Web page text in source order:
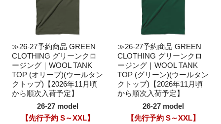
≫26-27予約商品 GREEN
CLOTHING グリーンクロ
ージング｜WOOL TANK
TOP (オリーブ)(ウールタン
クトップ)【2026年11月頃
から順次入荷予定】
26-27 model
【先行予約 S～XXL】
≫26-27予約商品 GREEN
CLOTHING グリーンクロ
ージング｜WOOL TANK
TOP (グリーン)(ウールタン
クトップ)【2026年11月頃
から順次入荷予定】
26-27 model
【先行予約 S～XXL】